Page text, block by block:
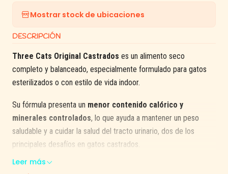
Mostrar stock de ubicaciones
DESCRIPCIÓN
Three Cats Original Castrados es un alimento seco
completo y balanceado, especialmente formulado para gatos
esterilizados o con estilo de vida indoor.
Su fórmula presenta un menor contenido calórico y
minerales controlados, lo que ayuda a mantener un peso
saludable y a cuidar la salud del tracto urinario, dos de los
principales desafíos en gatos castrados.
Además, contribuye a una buena digestión, piel sana, pelaje
Leer más